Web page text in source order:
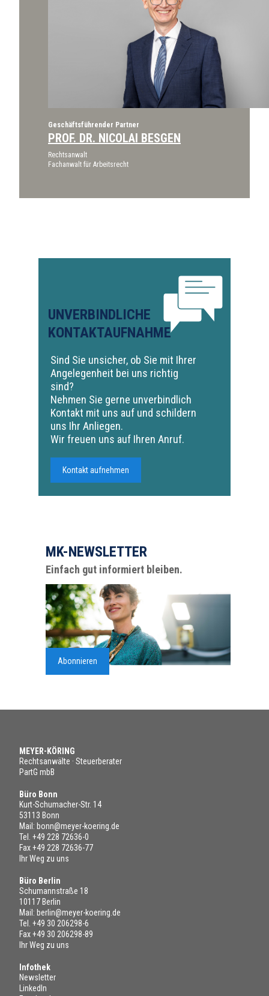
Geschäftsführender Partner
PROF. DR. NICOLAI BESGEN
Rechtsanwalt
Fachanwalt für Arbeitsrecht
UNVERBINDLICHE
KONTAKTAUFNAHME
Sind Sie unsicher, ob Sie mit Ihrer
Angelegenheit bei uns richtig
sind?
Nehmen Sie gerne unverbindlich
Kontakt mit uns auf und schildern
uns Ihr Anliegen.
Wir freuen uns auf Ihren Anruf.
Kontakt aufnehmen
MK-NEWSLETTER
Einfach gut informiert bleiben.
Abonnieren
MEYER-KÖRING
Rechtsanwälte · Steuerberater
PartG mbB
Büro Bonn
Kurt-Schumacher-Str. 14
53113 Bonn
Mail: bonn@meyer-koering.de
Tel. +49 228 72636-0
Fax +49 228 72636-77
Ihr Weg zu uns
Büro Berlin
Schumannstraße 18
10117 Berlin
Mail: berlin@meyer-koering.de
Tel. +49 30 206298-6
Fax +49 30 206298-89
Ihr Weg zu uns
Infothek
Newsletter
LinkedIn